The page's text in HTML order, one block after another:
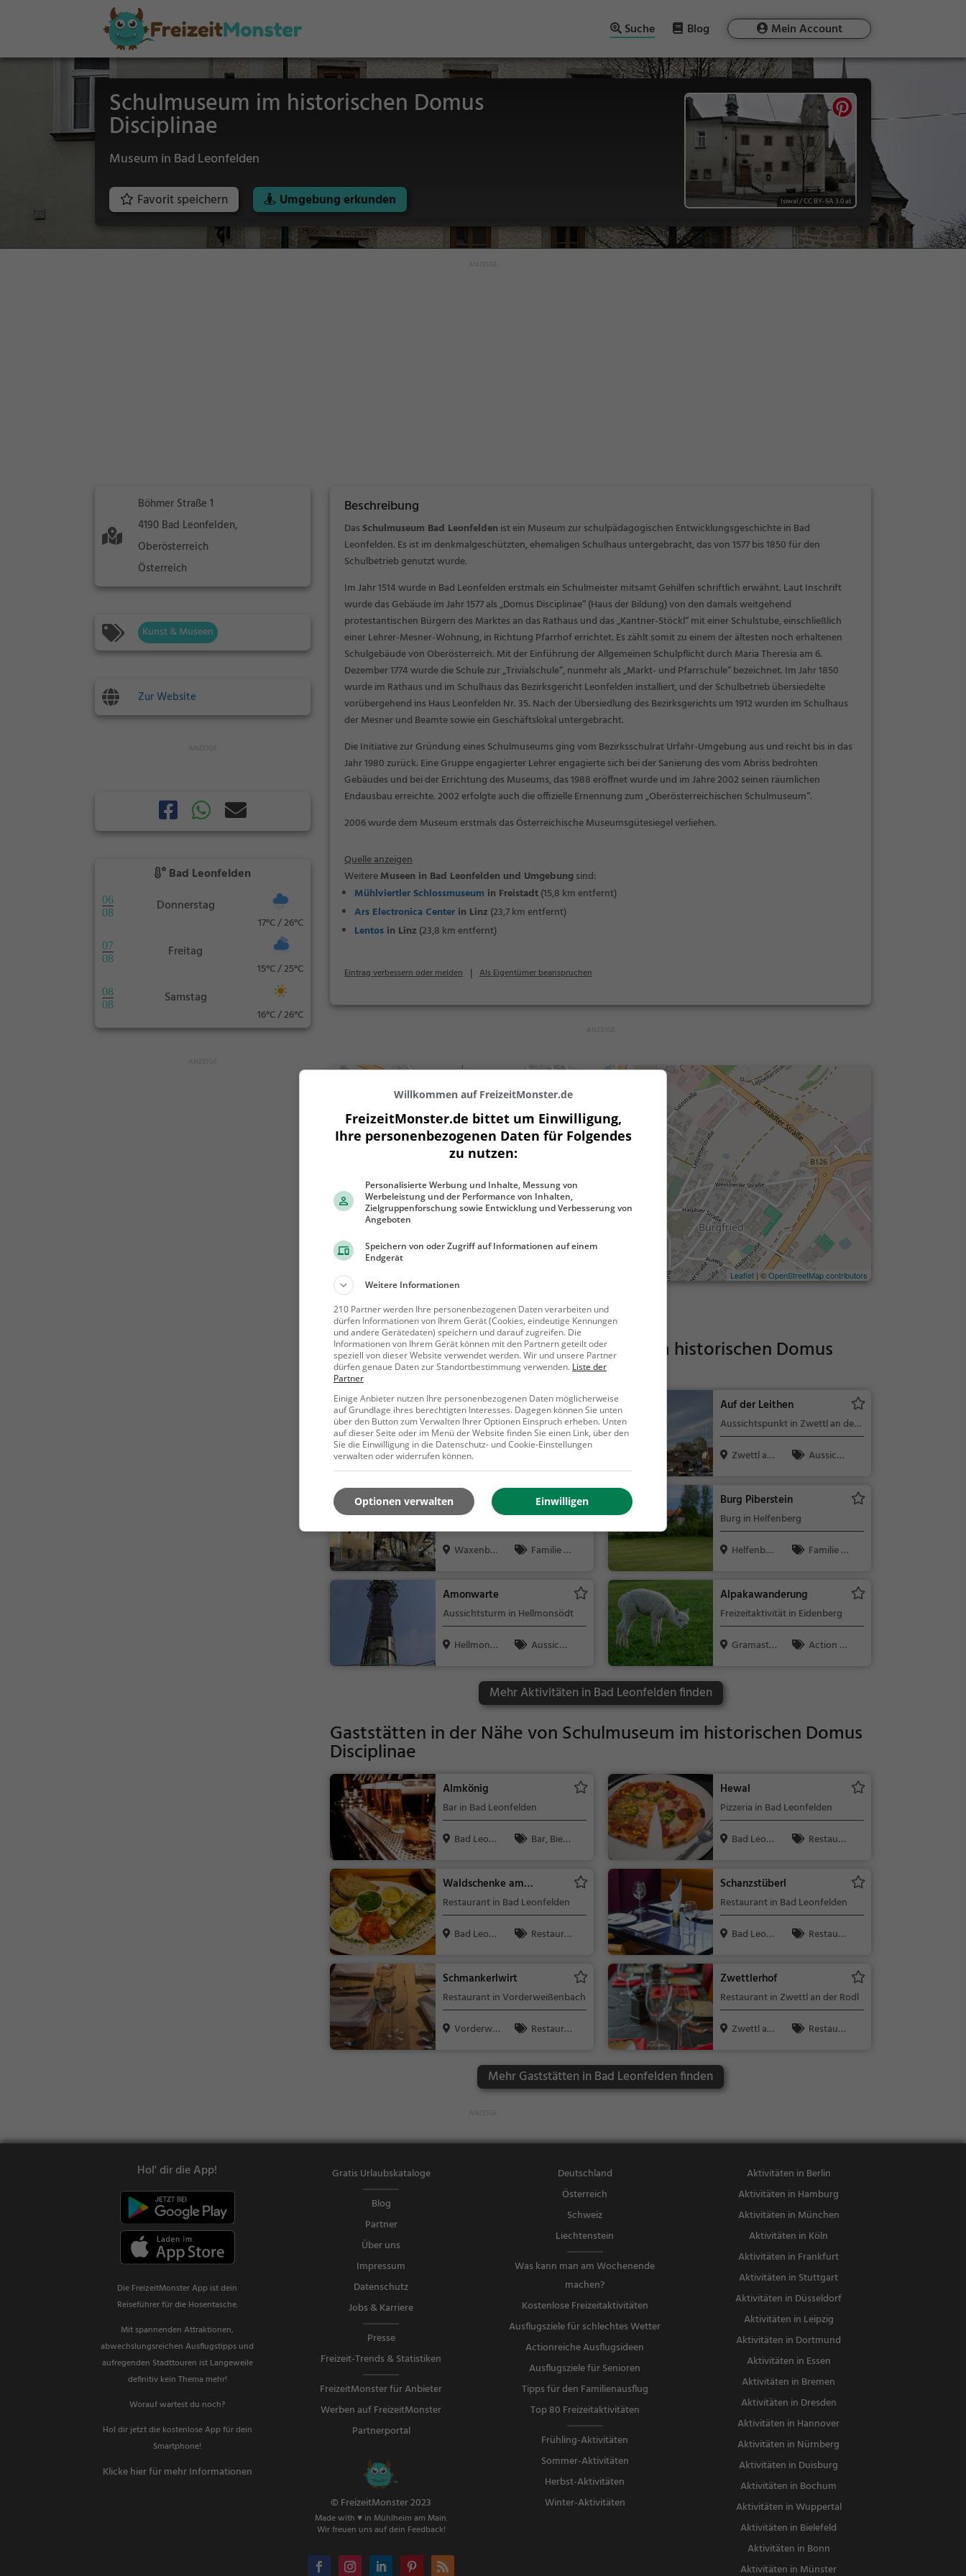
Suche Blog Mein Account
Schulmuseum im historischen Domus
Disciplinae
Museum in Bad Leonfelden
Favorit speichern Umgebung erkunden Isiwal/CC BY-SA 3.0 at
Böhmer Straße 1
4190 Bad Leonfelden,
Oberösterreich
Österreich
Kunst & Museen
Zur Website
Bad Leonfelden
06
08
Donnerstag
17°C / 26°C
07
08
Freitag
15°C / 25°C
08
08
Samstag
16°C / 26°C
Beschreibung
DasSchulmuseum Bad Leonfelden ist ein Museum zur schulpädagogischen Entwicklungsgeschichte in Bad
Leonfelden. Es ist im denkmalgeschützten, ehemaligen Schulhaus untergebracht, das von 1577 bis 1850 für den
Schulbetrieb genutzt wurde.
Im Jahr 1514 wurde in Bad Leonfelden erstmals ein Schulmeister mitsamt Gehilfen schriftlich erwähnt. Laut Inschrift
wurde das Gebäude im Jahr 1577 als „Domus Disciplinae“ (Haus der Bildung) von den damals weitgehend
protestantischen Bürgern des Marktes an das Rathaus und das „Kantner-Stöckl“ mit einer Schulstube, einschließlich
einer Lehrer-Mesner-Wohnung, in Richtung Pfarrhof errichtet. Es zählt somit zu einem der ältesten noch erhaltenen
Schulgebäude von Oberösterreich. Mit der Einführung der Allgemeinen Schulpflicht durch Maria Theresia am 6.
Dezember 1774 wurde die Schule zur „Trivialschule“, nunmehr als „Markt- und Pfarrschule“ bezeichnet. Im Jahr 1850
wurde im Rathaus und im Schulhaus das Bezirksgericht Leonfelden installiert, und der Schulbetrieb übersiedelte
vorübergehend ins Haus Leonfelden Nr. 35. Nach der Übersiedlung des Bezirksgerichts um 1912 wurden im Schulhaus
der Mesner und Beamte sowie ein Geschäftslokal untergebracht.
Die Initiative zur Gründung eines Schulmuseums ging vom Bezirksschulrat Urfahr-Umgebung aus und reicht bis in das
Jahr 1980 zurück. Eine Gruppe engagierter Lehrer engagierte sich bei der Sanierung des vom Abriss bedrohten
Gebäudes und bei der Errichtung des Museums, das 1988 eröffnet wurde und im Jahre 2002 seinen räumlichen
Endausbau erreichte. 2002 erfolgte auch die offizielle Ernennung zum „Oberösterreichischen Schulmuseum“.
2006 wurde dem Museum erstmals das Österreichische Museumsgütesiegel verliehen.
Quelle anzeigen
WeitereMuseen in Bad Leonfelden und Umgebungsind:
Mühlviertler Schlossmuseum in Freistadt(15,8 km entfernt)
Ars Electronica Center in Linz (23,7 km entfernt)
Lentos in Linz (23,8 km entfernt)
Eintrag verbessern oder melden | Als Eigentümer beanspruchen
300 m
Leaflet | ©OpenStreetMap contributors
Ähnliche Aktivitäten wieSchulmuseum im historischen Domus
Disciplinae
Sternsteinwarte
Aussichtsturm in
Vorderweißenbach
Vorderwei
ßenbach, Ö
s...
spunkt, Famil
ie & Kinder,
Natur
Auf der Leithen
Aussichtspunkt in Zwettl an der
Rodl
Zwettl an
Aussicht
Natur
Schloss Waxenberg
Adelssitz in Waxenberg
Waxenber
Familie &
Burg Piberstein
Burg in Helfenberg
Helfenber
Familie &
Amonwarte
Aussichtsturm in Hellmonsödt
Hellmonsö
Aussicht
ie & Kinder,
Natur
Alpakawanderung
Freizeitaktivität in Eidenberg
Gramaste
Action &
r, Touren
Mehr Aktivitäten in Bad Leonfelden finden
Gaststätten in der Nähe vonSchulmuseum im historischen Domus
Disciplinae
Almkönig
Bar in Bad Leonfelden
Bad Leonf
Bar, Bier,
Hewal
Pizzeria in Bad Leonfelden
Bad Leonf
Restaura
gessen
Waldschenke am
Sternstein
Restaurant in Bad Leonfelden
Bad Leonf
Restaura
n, Mittagesse
n, Kontinent
Schanzstüberl
Restaurant in Bad Leonfelden
Bad Leonf
Restaura
Schmankerlwirt
Restaurant in Vorderweißenbach
Vorderwei
Restaura
en, Mittagess
en
Zwettlerhof
Restaurant in Zwettl an der Rodl
Zwettl an
Restaura
Mehr Gaststätten in Bad Leonfelden finden
Hol' dir die App!
Die FreizeitMonster App ist dein
Reiseführer für die Hosentasche.
Mit spannenden Attraktionen,
abwechslungsreichen Ausflugstipps und
aufregenden Stadttouren ist Langeweile
definitiv kein Thema mehr!
Worauf wartest du noch?
Hol dir jetzt die kostenlose App für dein
Smartphone!
Klicke hier für mehr Informationen
Gratis Urlaubskataloge
Blog
Partner
Über uns
Impressum
Datenschutz
Jobs & Karriere
Presse
Freizeit-Trends & Statistiken
FreizeitMonster für Anbieter
Werben auf FreizeitMonster
Partnerportal
© FreizeitMonster 2023
Made with ♥ in Mühlheim am Main.
Wir freuen uns auf dein Feedback!
Deutschland
Österreich
Schweiz
Liechtenstein
Was kann man am Wochenende
machen?
Kostenlose Freizeitaktivitäten
Ausflugsziele für schlechtes Wetter
Actionreiche Ausflugsideen
Ausflugsziele für Senioren
Tipps für den Familienausflug
Top 80 Freizeitaktivitäten
Frühling-Aktivitäten
Sommer-Aktivitäten
Herbst-Aktivitäten
Winter-Aktivitäten
Aktivitäten in Berlin
Aktivitäten in Hamburg
Aktivitäten in München
Aktivitäten in Köln
Aktivitäten in Frankfurt
Aktivitäten in Stuttgart
Aktivitäten in Düsseldorf
Aktivitäten in Leipzig
Aktivitäten in Dortmund
Aktivitäten in Essen
Aktivitäten in Bremen
Aktivitäten in Dresden
Aktivitäten in Hannover
Aktivitäten in Nürnberg
Aktivitäten in Duisburg
Aktivitäten in Bochum
Aktivitäten in Wuppertal
Aktivitäten in Bielefeld
Aktivitäten in Bonn
Aktivitäten in Münster
Willkommen auf FreizeitMonster.de
FreizeitMonster.de bittet um Einwilligung,
Ihre personenbezogenen Daten für Folgendes
zu nutzen:
Personalisierte Werbung und Inhalte, Messung von
Werbeleistung und der Performance von Inhalten,
Zielgruppenforschung sowie Entwicklung und Verbesserung von
Angeboten
Speichern von oder Zugriff auf Informationen auf einem
Endgerät
Weitere Informationen
210 Partner werden Ihre personenbezogenen Daten verarbeiten und
dürfen Informationen von Ihrem Gerät (Cookies, eindeutige Kennungen
und andere Gerätedaten) speichern und darauf zugreifen. Die
Informationen von Ihrem Gerät können mit den Partnern geteilt oder
speziell von dieser Website verwendet werden. Wir und unsere Partner
dürfen genaue Daten zur Standortbestimmung verwenden. Liste der
Partner
Einige Anbieter nutzen Ihre personenbezogenen Daten möglicherweise
auf Grundlage ihres berechtigten Interesses. Dagegen können Sie unten
über den Button zum Verwalten Ihrer Optionen Einspruch erheben. Unten
auf dieser Seite oder im Menü der Website finden Sie einen Link, über den
Sie die Einwilligung in die Datenschutz- und Cookie-Einstellungen
verwalten oder widerrufen können.
Einwilligen
Optionen verwalten